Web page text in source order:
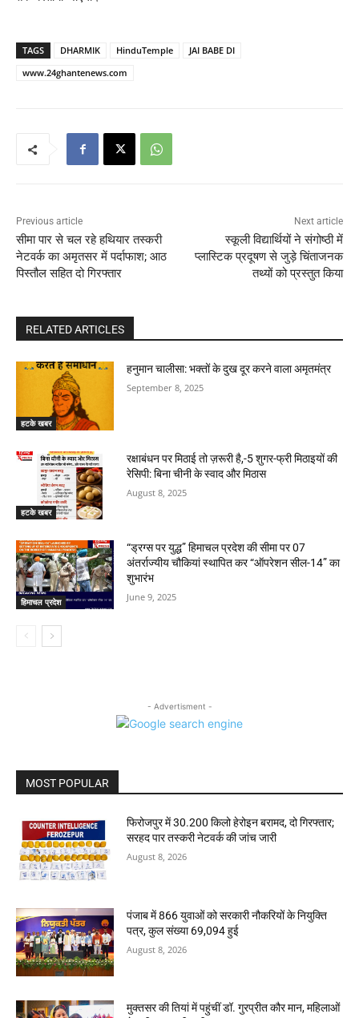
TAGS DHARMIK HinduTemple
JAI BABE DI
www.24ghantenews.com
Previous article
सीमा पार से चल रहे हथियार तस्करी
नेटवर्क का अमृतसर में पर्दाफाश; आठ
पिस्तौल सहित दो गिरफ्तार
Next article
स्कूली विद्यार्थियों ने संगोष्ठी में
प्लास्टिक प्रदूषण से जुड़े चिंताजनक
तथ्यों को प्रस्तुत किया
RELATED ARTICLES
हटके खबर
हनुमान चालीसा: भक्तों के दुख दूर करने वाला अमृतमंत्र
September 8, 2025
हटके खबर
रक्षाबंधन पर मिठाई तो ज़रूरी है,-5 शुगर-फ्री मिठाइयों की
रेसिपी: बिना चीनी के स्वाद और मिठास
August 8, 2025
हिमाचल प्रदेश
“ड्रग्स पर युद्ध” हिमाचल प्रदेश की सीमा पर 07
अंतर्राज्यीय चौकियां स्थापित कर “ऑपरेशन सील-14” का
शुभारंभ
June 9, 2025
- Advertisment -
MOST POPULAR
फिरोजपुर में 30.200 किलो हेरोइन बरामद, दो गिरफ्तार;
सरहद पार तस्करी नेटवर्क की जांच जारी
August 8, 2026
पंजाब में 866 युवाओं को सरकारी नौकरियों के नियुक्ति
पत्र, कुल संख्या 69,094 हुई
August 8, 2026
मुक्तसर की तियां में पहुंचीं डॉ. गुरप्रीत कौर मान, महिलाओं